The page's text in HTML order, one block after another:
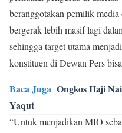
beranggotakan pemilik
bergerak lebih masif lagi
sehingga target utama
konstituen di Dewan Pers
Baca Juga Ongkos Haji
Yaqut
“Untuk menjadikan MIO